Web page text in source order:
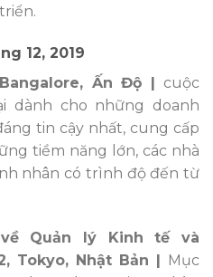
12, 2019
Ấn Độ | cuộc
dành cho những doanh
tin cậy nhất, cung cấp
tiềm năng lớn, các nhà
nhân có trình độ đến từ
Quản lý Kinh tế và
Tokyo, Nhật Bản | Mục